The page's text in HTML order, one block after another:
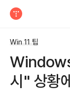
Win 11 팁
시" 상황